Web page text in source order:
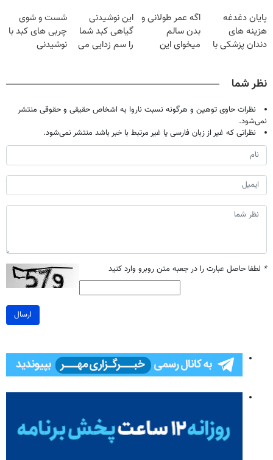
میلیون تومان!!!
است(55%تخفیف)
پایان دغدغه
هزینه های
دندان پزشکی با
اگه عمر طولانی و
بدن سالم
میخوای این
این نوشیدنی
گیاهی کبد شما
را سم زدایی می
شست و شوی
چربی های کبد با
نوشیدنی
نظر شما
نظرات حاوی توهین و هرگونه نسبت ناروا به اشخاص حقیقی و حقوقی منتشر
نمی‌شود.
نظراتی که غیر از زبان فارسی یا غیر مرتبط با خبر باشد منتشر نمی‌شود.
* لطفا حاصل عبارت را در جعبه متن روبرو وارد کنید
ارسال